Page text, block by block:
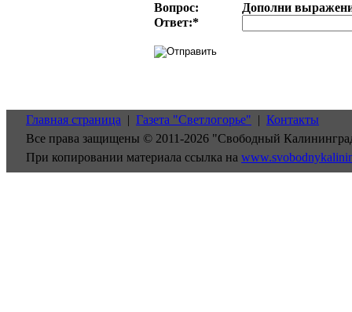
Вопрос:
Дополни
Ответ:*
Главная страница | Газета "Светлогорье" | Контакты
Все права защищены © 2011-2026 "Свободный
При копировании материала ссылка на